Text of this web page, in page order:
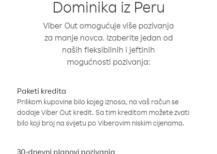
Dominika iz Peru
Viber Out omogućuje više pozivanja
za manje novca. Izaberite jedan od
naših fleksibilnih i jeftinih
mogućnosti pozivanja:
Paketi kredita
Prilikom kupovine bilo kojeg iznosa, na vaš račun se
dodaje Viber Out kredit. Sa tim kreditom možete zvati
bilo koji broj na svijetu po Viberovim niskim cijenama.
30-dnevni planovi pozivanja